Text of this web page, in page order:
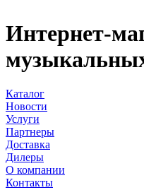
Интернет-
Каталог
Новости
Услуги
Партнеры
Доставка
Дилеры
О компании
Контакты